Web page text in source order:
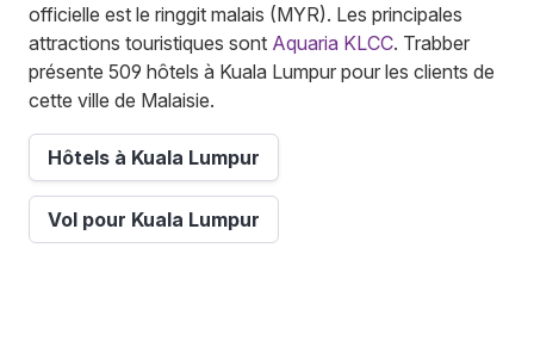
officielle est le ringgit malais (MYR). Les principales
attractions touristiques sont Aquaria KLCC. Trabber
présente 509 hôtels à Kuala Lumpur pour les clients de
cette ville de Malaisie.
Hôtels à Kuala Lumpur
Vol pour Kuala Lumpur